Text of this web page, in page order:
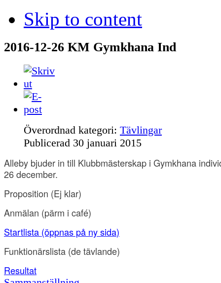
Skip to content
2016-12-26 KM Gymkhana Ind
Överordnad kategori: Tävlingar
Publicerad 30 januari 2015
Alleby bjuder in till Klubbmästerskap i Gymkhana
26 december.
Proposition (Ej klar)
Anmälan (pärm i café)
Startlista (öppnas på ny sida)
Funktionärslista (de tävlande)
Resultat